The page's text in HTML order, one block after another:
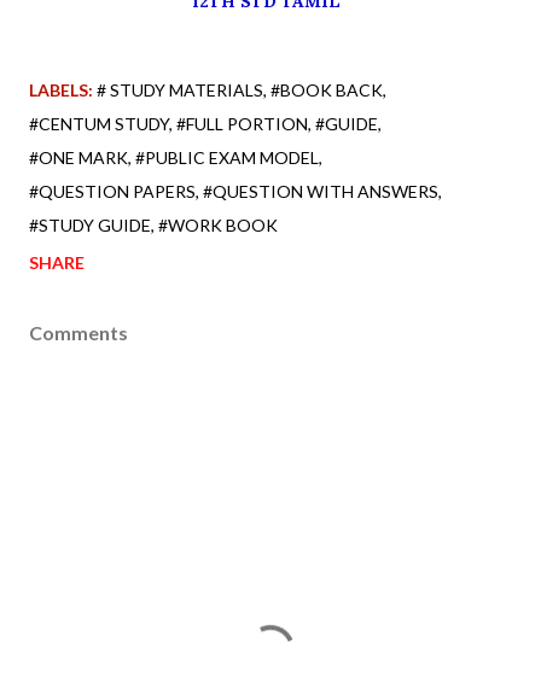
LABELS: # STUDY MATERIALS #BOOK BACK
#CENTUM STUDY #FULL PORTION #GUIDE
#ONE MARK #PUBLIC EXAM MODEL
#QUESTION PAPERS #QUESTION WITH ANSWERS
#STUDY GUIDE #WORK BOOK
SHARE
Comments